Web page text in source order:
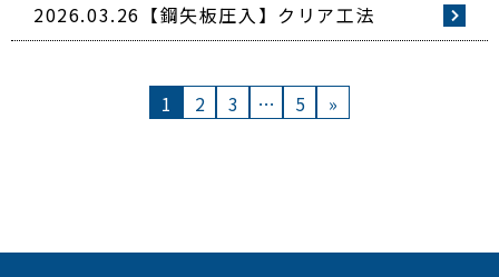
2026.03.26 【鋼矢板圧入】クリア工法
1 2 3 … 5 »